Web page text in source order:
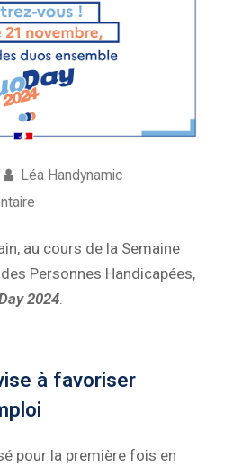
Léa Handynamic
au cours de la Semaine
Personnes Handicapées,
2024
à favoriser
pour la première fois en